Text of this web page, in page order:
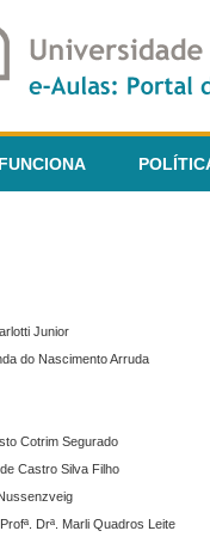
Junior
do Nascimento Arruda
Cotrim Segurado
Castro Silva Filho
Drª. Marli Quadros Leite